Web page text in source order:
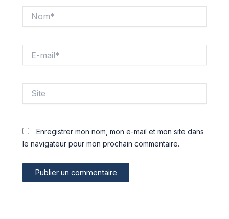
mail*
Enregistrer mon nom, mon e-mail et mon site dans
le navigateur pour mon prochain commentaire.